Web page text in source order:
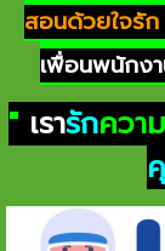
สอนด้วยใจรัก
เพื่อนพนักง
" เรารักควา